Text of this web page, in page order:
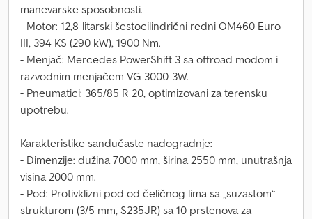
manevarske sposobnosti.
- Motor: 12,8-litarski šestocilindrični redni OM460 Euro
III, 394 KS (290 kW), 1900 Nm.
- Menjač: Mercedes PowerShift 3 sa offroad modom i
razvodnim menjačem VG 3000-3W.
- Pneumatici: 365/85 R 20, optimizovani za terensku
upotrebu.
Karakteristike sandučaste nadogradnje:
- Dimenzije: dužina 7000 mm, širina 2550 mm, unutrašnja
visina 2000 mm.
- Pod: Protivklizni pod od čeličnog lima sa „suzastom“
strukturom (3/5 mm, S235JR) sa 10 prstenova za